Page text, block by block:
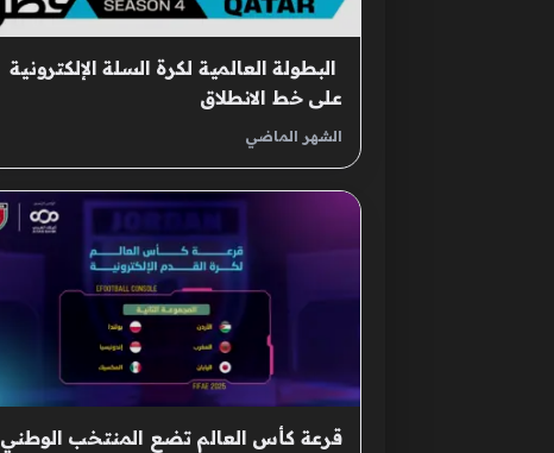
‫ البطولة العالمية لكرة السلة الإلكترونية
على خط الانطلاق
الشهر الماضي
قرعة كأس العالم تضع المنتخب الوطني